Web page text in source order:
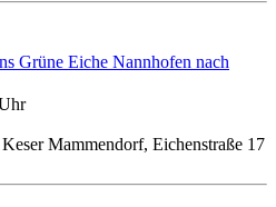
Grüne Eiche Nannhofen nach
Mammendorf, Eichenstraße 17